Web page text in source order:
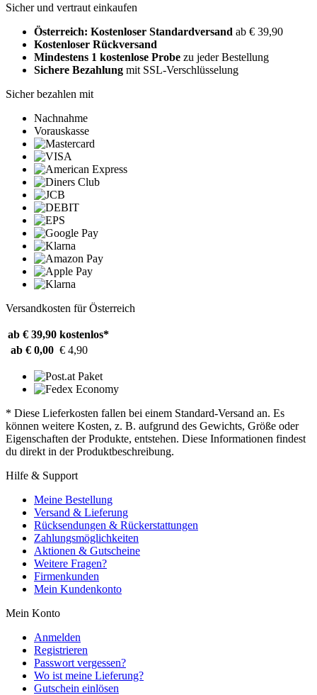
Sicher und vertraut einkaufen
Österreich: Kostenloser Standardversand ab € 39,90
Kostenloser Rückversand
Mindestens 1 kostenlose Probe zu jeder Bestellung
Sichere Bezahlung mit SSL-Verschlüsselung
Sicher bezahlen mit
Nachnahme
Vorauskasse
Versandkosten für Österreich
ab € 39,90 kostenlos*
ab € 0,00 € 4,90
* Diese Lieferkosten fallen bei einem Standard-Versand an. Es
können weitere Kosten, z. B. aufgrund des Gewichts, Größe oder
Eigenschaften der Produkte, entstehen. Diese Informationen findest
du direkt in der Produktbeschreibung.
Hilfe & Support
Meine Bestellung
Versand & Lieferung
Rücksendungen & Rückerstattungen
Zahlungsmöglichkeiten
Aktionen & Gutscheine
Weitere Fragen?
Firmenkunden
Mein Kundenkonto
Mein Konto
Anmelden
Registrieren
Passwort vergessen?
Wo ist meine Lieferung?
Gutschein einlösen